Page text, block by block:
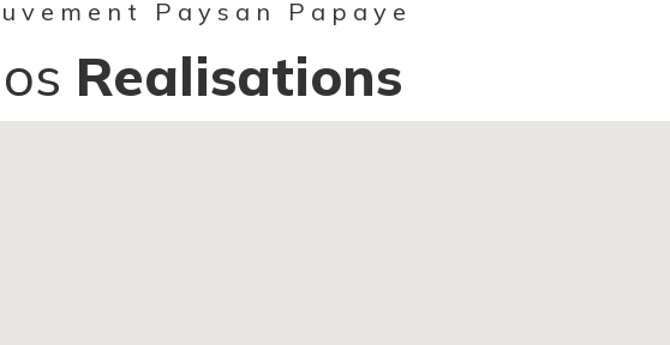
Paysan Papaye
Realisations